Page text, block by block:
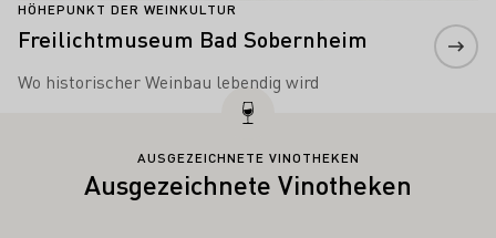
HÖHEPUNKT DER WEINKULTUR
Freilichtmuseum Bad Sobernheim
Wo historischer Weinbau lebendig wird
AUSGEZEICHNETE VINOTHEKEN
Ausgezeichnete Vinotheken